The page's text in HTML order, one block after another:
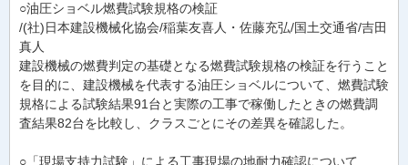
○油圧ショベル燃費試験規格の検証
/(社)日本建設機械化協会/稲葉友喜人・佐藤充弘/国土交通省/吉田
真人
建設機械の燃費判定の基礎となる燃費試験規格の検証を行うこと
を目的に、建設機械を代表する油圧ショベルについて、燃費試験
規格による試験結果91台と実際の工事で稼働したときの燃費調
査結果82台を比較し、クラスごとにその差異を確認した。
○「現場支持力試験」による工事現場の地耐力確認について